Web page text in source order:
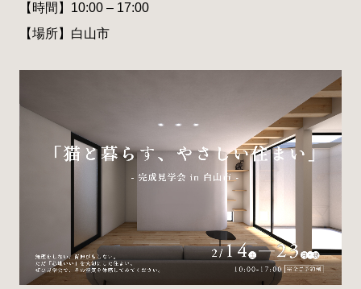
【時間】10:00 – 17:00
【場所】白山市